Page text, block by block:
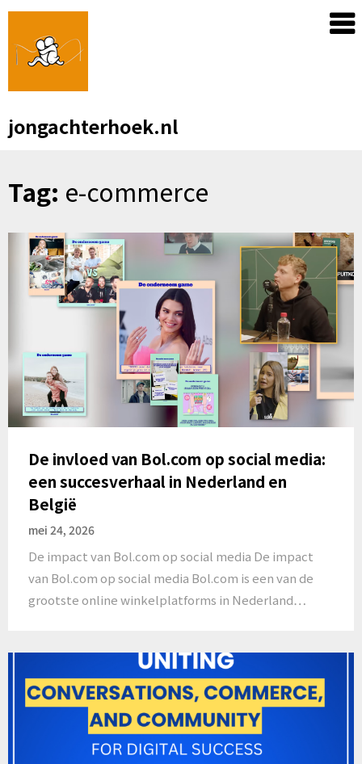
Skip
content
jongachterhoek.nl
Tag: e-commerce
De invloed van Bol.com op social media:
een succesverhaal in Nederland en
België
mei 24, 2026
De impact van Bol.com op social media De impact
van Bol.com op social media Bol.com is een van de
grootste online winkelplatforms in Nederland…